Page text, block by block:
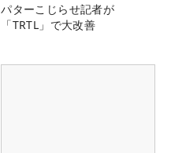
パターこじらせ記者が
「TRTL」で大改善